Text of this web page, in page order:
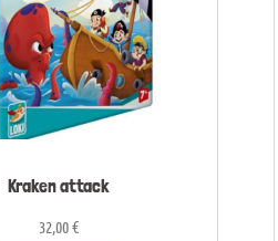
Kraken attack
32,00€